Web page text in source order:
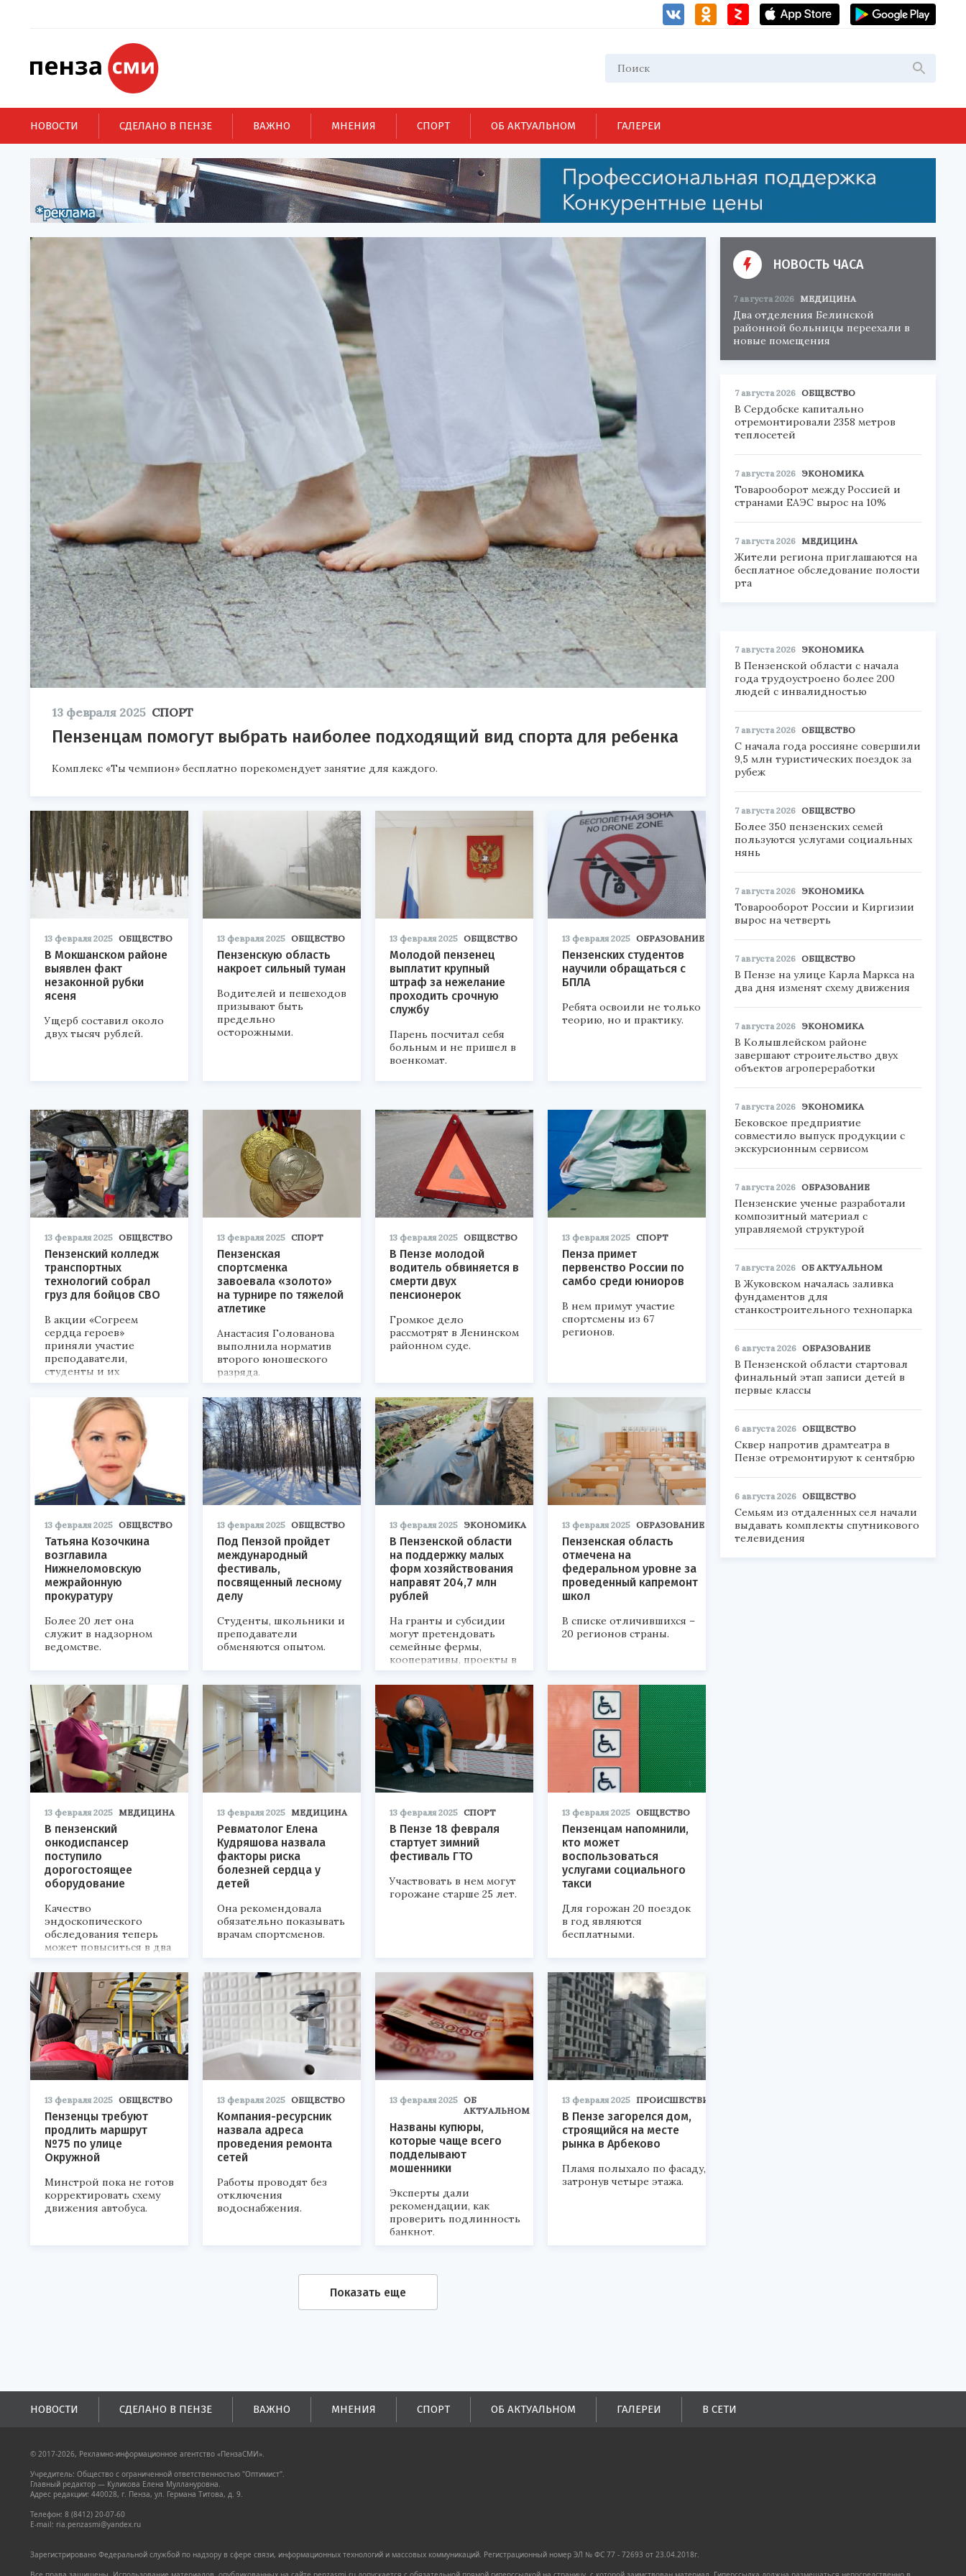
НОВОСТИ СДЕЛАНО В ПЕНЗЕ ВАЖНО МНЕНИЯ СПОРТ ОБ АКТУАЛЬНОМ ГАЛЕРЕИ
13 февраля 2025 СПОРТ
Пензенцам помогут выбрать наиболее подходящий вид спорта для ребенка
Комплекс «Ты чемпион» бесплатно порекомендует занятие для каждого.
13 февраля 2025 ОБЩЕСТВО
В Мокшанском районе
выявлен факт
незаконной рубки
ясеня
Ущерб составил около
двух тысяч рублей.
13 февраля 2025 ОБЩЕСТВО
Пензенскую область
накроет сильный туман
Водителей и пешеходов
призывают быть
предельно
осторожными.
13 февраля 2025 ОБЩЕСТВО
Молодой пензенец
выплатит крупный
штраф за нежелание
проходить срочную
службу
Парень посчитал себя
больным и не пришел в
военкомат.
13 февраля 2025 ОБРАЗОВАНИЕ
Пензенских студентов
научили обращаться с
БПЛА
Ребята освоили не только
теорию, но и практику.
13 февраля 2025 ОБЩЕСТВО
Пензенский колледж
транспортных
технологий собрал
груз для бойцов СВО
В акции «Согреем
сердца героев»
приняли участие
преподаватели,
студенты и их
родители.
13 февраля 2025 СПОРТ
Пензенская
спортсменка
завоевала «золото»
на турнире по тяжелой
атлетике
Анастасия Голованова
выполнила норматив
второго юношеского
разряда.
13 февраля 2025 ОБЩЕСТВО
В Пензе молодой
водитель обвиняется в
смерти двух
пенсионерок
Громкое дело
рассмотрят в Ленинском
районном суде.
13 февраля 2025 СПОРТ
Пенза примет
первенство России по
самбо среди юниоров
В нем примут участие
спортсмены из 67
регионов.
13 февраля 2025 ОБЩЕСТВО
Татьяна Козочкина
возглавила
Нижнеломовскую
межрайонную
прокуратуру
Более 20 лет она
служит в надзорном
ведомстве.
13 февраля 2025 ОБЩЕСТВО
Под Пензой пройдет
международный
фестиваль,
посвященный лесному
делу
Студенты, школьники и
преподаватели
обменяются опытом.
13 февраля 2025 ЭКОНОМИКА
В Пензенской области
на поддержку малых
форм хозяйствования
направят 204,7 млн
рублей
На гранты и субсидии
могут претендовать
семейные фермы,
кооперативы, проекты в
сфере агротуризма.
13 февраля 2025 ОБРАЗОВАНИЕ
Пензенская область
отмечена на
федеральном уровне за
проведенный капремонт
школ
В списке отличившихся –
20 регионов страны.
13 февраля 2025 МЕДИЦИНА
В пензенский
онкодиспансер
поступило
дорогостоящее
оборудование
Качество
эндоскопического
обследования теперь
может повыситься в два
раза.
13 февраля 2025 МЕДИЦИНА
Ревматолог Елена
Кудряшова назвала
факторы риска
болезней сердца у
детей
Она рекомендовала
обязательно показывать
врачам спортсменов.
13 февраля 2025 СПОРТ
В Пензе 18 февраля
стартует зимний
фестиваль ГТО
Участвовать в нем могут
горожане старше 25 лет.
13 февраля 2025 ОБЩЕСТВО
Пензенцам напомнили,
кто может
воспользоваться
услугами социального
такси
Для горожан 20 поездок
в год являются
бесплатными.
13 февраля 2025 ОБЩЕСТВО
Пензенцы требуют
продлить маршрут
№75 по улице
Окружной
Минстрой пока не готов
корректировать схему
движения автобуса.
13 февраля 2025 ОБЩЕСТВО
Компания-ресурсник
назвала адреса
проведения ремонта
сетей
Работы проводят без
отключения
водоснабжения.
13 февраля 2025 ОБ
АКТУАЛЬНОМ
Названы купюры,
которые чаще всего
подделывают
мошенники
Эксперты дали
рекомендации, как
проверить подлинность
банкнот.
13 февраля 2025 ПРОИСШЕСТВИЯ
В Пензе загорелся дом,
строящийся на месте
рынка в Арбеково
Пламя полыхало по фасаду,
затронув четыре этажа.
Показать еще
НОВОСТЬ ЧАСА
7 августа 2026 МЕДИЦИНА
Два отделения Белинской
районной больницы переехали в
новые помещения
7 августа 2026 ОБЩЕСТВО
В Сердобске капитально
отремонтировали 2358 метров
теплосетей
7 августа 2026 ЭКОНОМИКА
Товарооборот между Россией и
странами ЕАЭС вырос на 10%
7 августа 2026 МЕДИЦИНА
Жители региона приглашаются на
бесплатное обследование полости
рта
7 августа 2026 ЭКОНОМИКА
В Пензенской области с начала
года трудоустроено более 200
людей с инвалидностью
7 августа 2026 ОБЩЕСТВО
С начала года россияне совершили
9,5 млн туристических поездок за
рубеж
7 августа 2026 ОБЩЕСТВО
Более 350 пензенских семей
пользуются услугами социальных
нянь
7 августа 2026 ЭКОНОМИКА
Товарооборот России и Киргизии
вырос на четверть
7 августа 2026 ОБЩЕСТВО
В Пензе на улице Карла Маркса на
два дня изменят схему движения
7 августа 2026 ЭКОНОМИКА
В Колышлейском районе
завершают строительство двух
объектов агропереработки
7 августа 2026 ЭКОНОМИКА
Бековское предприятие
совместило выпуск продукции с
экскурсионным сервисом
7 августа 2026 ОБРАЗОВАНИЕ
Пензенские ученые разработали
композитный материал с
управляемой структурой
7 августа 2026 ОБ АКТУАЛЬНОМ
В Жуковском началась заливка
фундаментов для
станкостроительного технопарка
6 августа 2026 ОБРАЗОВАНИЕ
В Пензенской области стартовал
финальный этап записи детей в
первые классы
6 августа 2026 ОБЩЕСТВО
Сквер напротив драмтеатра в
Пензе отремонтируют к сентябрю
6 августа 2026 ОБЩЕСТВО
Семьям из отдаленных сел начали
выдавать комплекты спутникового
телевидения
НОВОСТИ СДЕЛАНО В ПЕНЗЕ ВАЖНО МНЕНИЯ СПОРТ ОБ АКТУАЛЬНОМ ГАЛЕРЕИ В СЕТИ
© 2017-2026, Рекламно-информационное агентство «ПензаСМИ».
Учредитель: Общество с ограниченной ответственностью "Оптимист".
Главный редактор — Куликова Елена Муллануровна.
Адрес редакции: 440028, г. Пенза, ул. Германа Титова, д. 9.
Телефон: 8 (8412) 20-07-60
E-mail: ria.penzasmi@yandex.ru
Зарегистрировано Федеральной службой по надзору в сфере связи, информационных технологий и массовых коммуникаций. Регистрационный номер ЭЛ № ФС 77 - 72693 от 23.04.2018г.